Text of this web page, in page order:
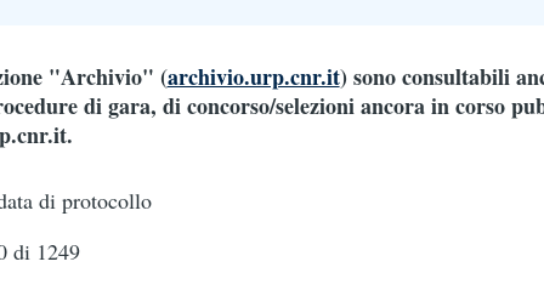
"Archivio" (archivio.urp.cnr.it) sono consultabili
di gara, di concorso/selezioni ancora in corso
di protocollo
di 1249